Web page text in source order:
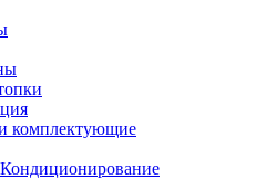
комплектующие
Кондиционирование